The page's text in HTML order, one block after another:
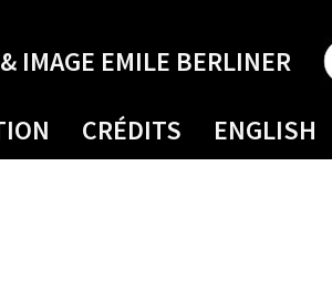
IMAGE EMILE BERLINER
CRÉDITS ENGLISH